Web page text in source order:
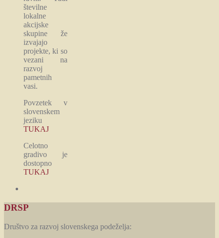
številne
lokalne
akcijske
skupine že
izvajajo
projekte, ki so
vezani na
razvoj
pametnih
vasi.
Povzetek v
slovenskem
jeziku
TUKAJ
Celotno
gradivo je
dostopno
TUKAJ
DRSP
Društvo za razvoj slovenskega podeželja: